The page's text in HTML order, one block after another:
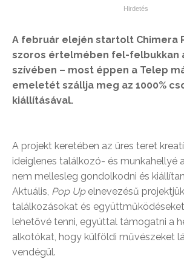
A február elején startolt Chimera
szoros értelmében fel-felbukkan
szívében – most éppen a Telep
emeletét szállja meg az 1000%
kiállításával.
A projekt keretében az üres teret
ideiglenes találkozó- és munkahellyé
nem mellesleg gondolkodni és
Aktuális, Pop Upelnevezésű
találkozásokat és
lehetővé tenni, egyúttal támogatni a
alkotókat, hogy külföldi művészeket
vendégül.